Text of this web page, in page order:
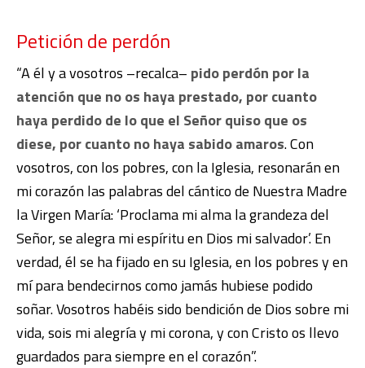
Petición de perdón
“A él y a vosotros –recalca– pido perdón por la
atención que no os haya prestado, por cuanto
haya perdido de lo que el Señor quiso que os
diese, por cuanto no haya sabido amaros. Con
vosotros, con los pobres, con la Iglesia, resonarán en
mi corazón las palabras del cántico de Nuestra Madre
la Virgen María: ‘Proclama mi alma la grandeza del
Señor, se alegra mi espíritu en Dios mi salvador’. En
verdad, él se ha fijado en su Iglesia, en los pobres y en
mí para bendecirnos como jamás hubiese podido
soñar. Vosotros habéis sido bendición de Dios sobre mi
vida, sois mi alegría y mi corona, y con Cristo os llevo
guardados para siempre en el corazón”.